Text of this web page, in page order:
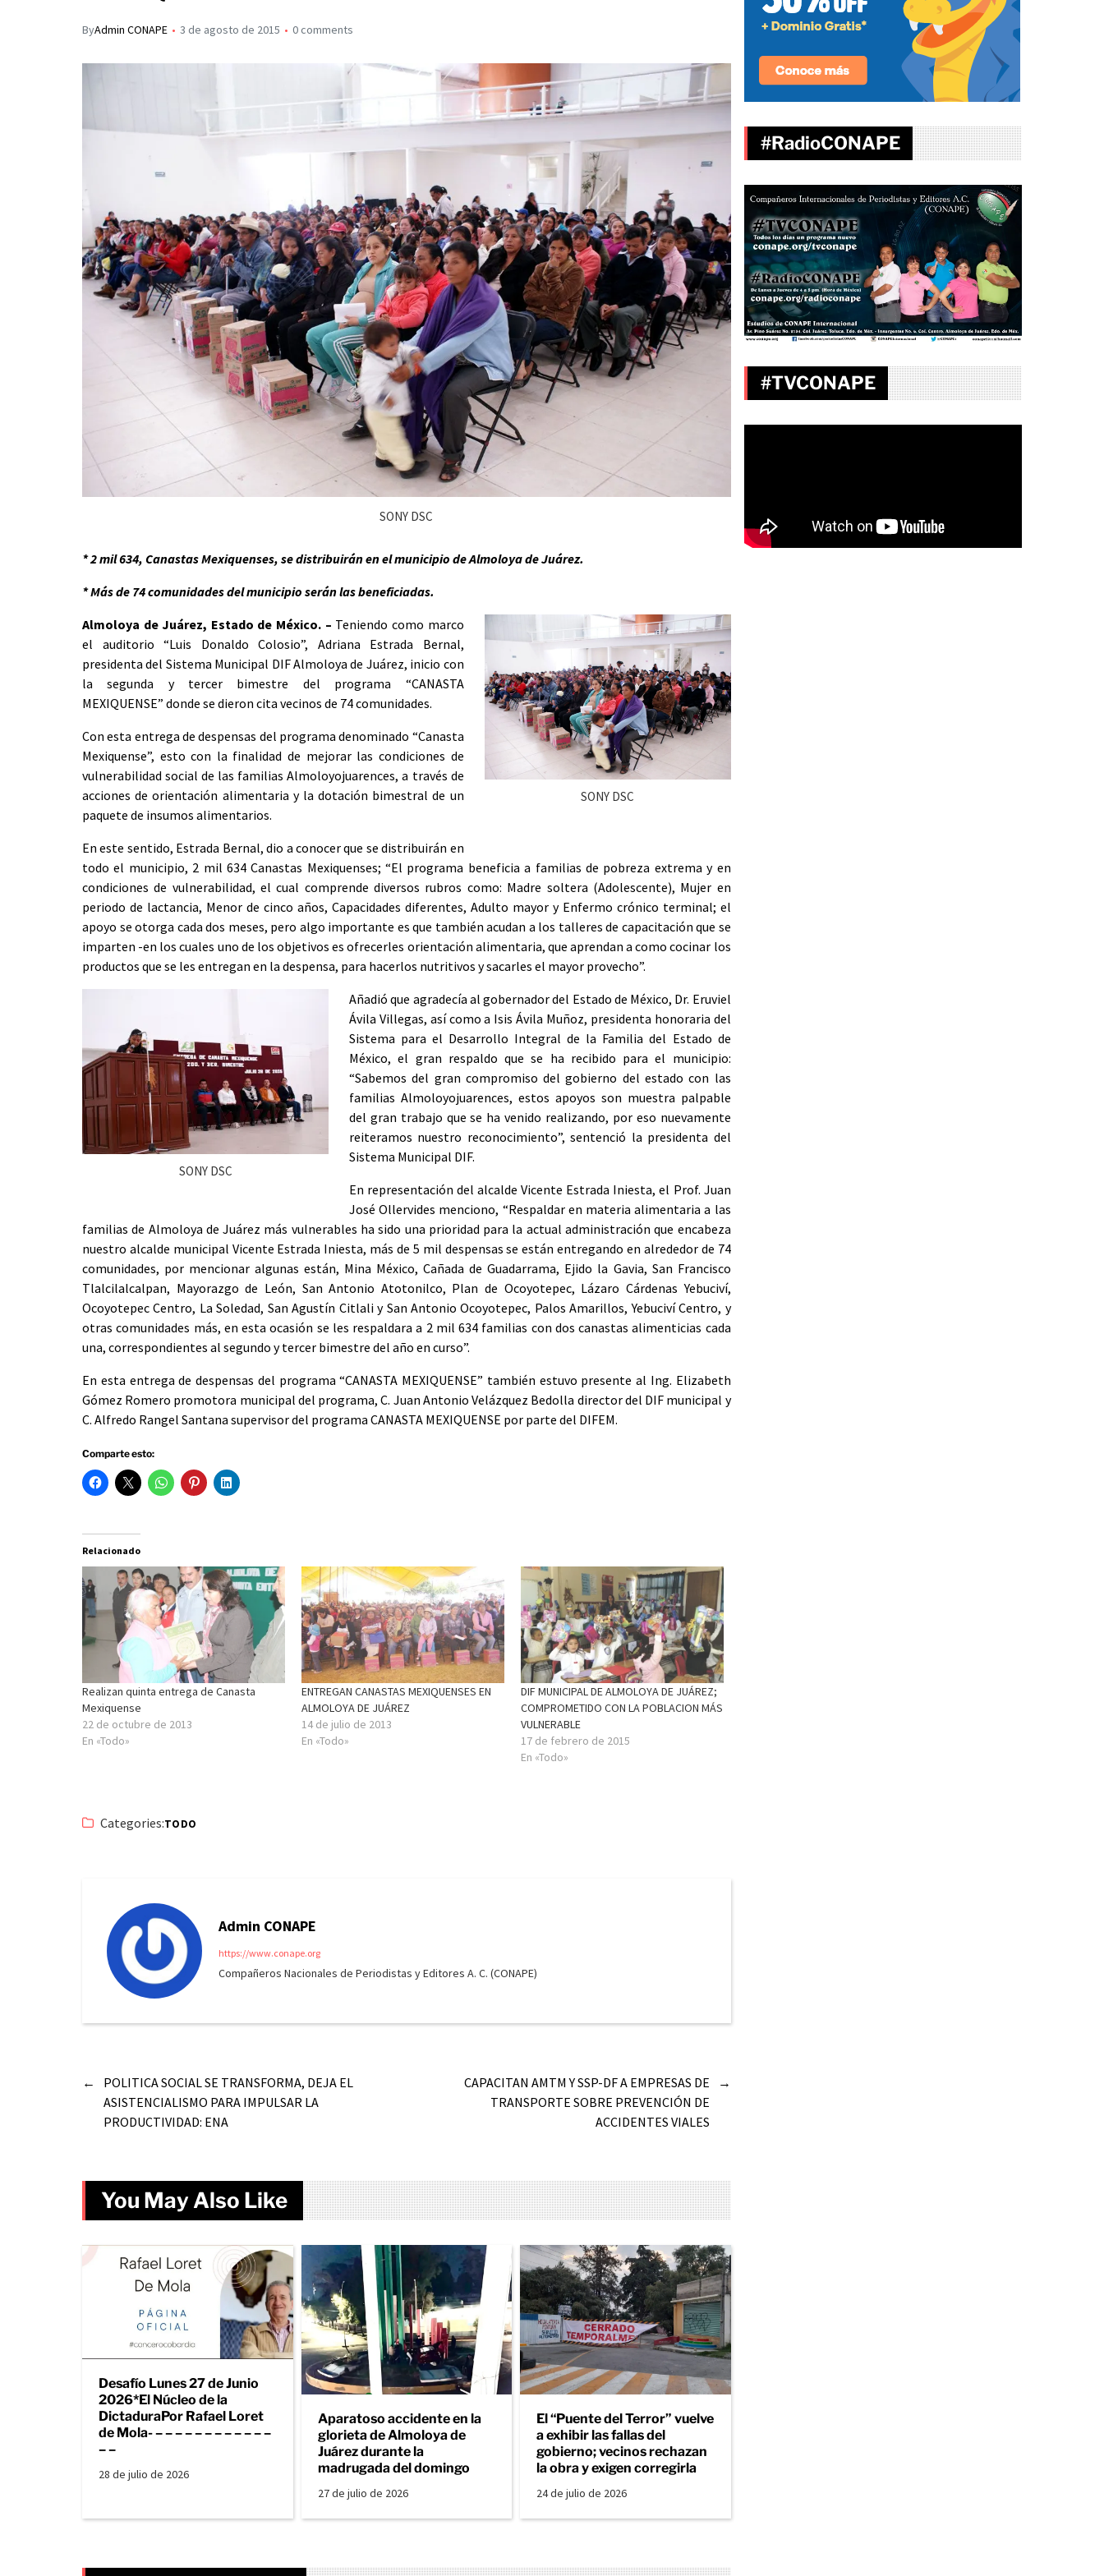
ByAdmin CONAPE 3 de agosto de 2015 0 comments
SONY DSC
* 2 mil 634, Canastas Mexiquenses, se distribuirán en el municipio de Almoloya de Juárez.
* Más de 74 comunidades del municipio serán las beneficiadas.
SONY DSC
Almoloya de Juárez, Estado de México. – Teniendo como marco
el auditorio “Luis Donaldo Colosio”, Adriana Estrada Bernal,
presidenta del Sistema Municipal DIF Almoloya de Juárez, inicio con
la segunda y tercer bimestre del programa “CANASTA
MEXIQUENSE” donde se dieron cita vecinos de 74 comunidades.
Con esta entrega de despensas del programa denominado “Canasta
Mexiquense”, esto con la finalidad de mejorar las condiciones de
vulnerabilidad social de las familias Almoloyojuarences, a través de
acciones de orientación alimentaria y la dotación bimestral de un
paquete de insumos alimentarios.
En este sentido, Estrada Bernal, dio a conocer que se distribuirán en
todo el municipio, 2 mil 634 Canastas Mexiquenses; “El programa beneficia a familias de pobreza extrema y en
condiciones de vulnerabilidad, el cual comprende diversos rubros como: Madre soltera (Adolescente), Mujer en
periodo de lactancia, Menor de cinco años, Capacidades diferentes, Adulto mayor y Enfermo crónico terminal; el
apoyo se otorga cada dos meses, pero algo importante es que también acudan a los talleres de capacitación que se
imparten -en los cuales uno de los objetivos es ofrecerles orientación alimentaria, que aprendan a como cocinar los
productos que se les entregan en la despensa, para hacerlos nutritivos y sacarles el mayor provecho”.
SONY DSC
Añadió que agradecía al gobernador del Estado de México, Dr. Eruviel
Ávila Villegas, así como a Isis Ávila Muñoz, presidenta honoraria del
Sistema para el Desarrollo Integral de la Familia del Estado de
México, el gran respaldo que se ha recibido para el municipio:
“Sabemos del gran compromiso del gobierno del estado con las
familias Almoloyojuarences, estos apoyos son muestra palpable
del gran trabajo que se ha venido realizando, por eso nuevamente
reiteramos nuestro reconocimiento”, sentenció la presidenta del
Sistema Municipal DIF.
En representación del alcalde Vicente Estrada Iniesta, el Prof. Juan
José Ollervides menciono, “Respaldar en materia alimentaria a las
familias de Almoloya de Juárez más vulnerables ha sido una prioridad para la actual administración que encabeza
nuestro alcalde municipal Vicente Estrada Iniesta, más de 5 mil despensas se están entregando en alrededor de 74
comunidades, por mencionar algunas están, Mina México, Cañada de Guadarrama, Ejido la Gavia, San Francisco
Tlalcilalcalpan, Mayorazgo de León, San Antonio Atotonilco, Plan de Ocoyotepec, Lázaro Cárdenas Yebuciví,
Ocoyotepec Centro, La Soledad, San Agustín Citlali y San Antonio Ocoyotepec, Palos Amarillos, Yebuciví Centro, y
otras comunidades más, en esta ocasión se les respaldara a 2 mil 634 familias con dos canastas alimenticias cada
una, correspondientes al segundo y tercer bimestre del año en curso”.
En esta entrega de despensas del programa “CANASTA MEXIQUENSE” también estuvo presente al Ing. Elizabeth
Gómez Romero promotora municipal del programa, C. Juan Antonio Velázquez Bedolla director del DIF municipal y
C. Alfredo Rangel Santana supervisor del programa CANASTA MEXIQUENSE por parte del DIFEM.
Comparte esto:
Relacionado
Realizan quinta entrega de Canasta
Mexiquense
22 de octubre de 2013
En «Todo»
ENTREGAN CANASTAS MEXIQUENSES EN
ALMOLOYA DE JUÁREZ
14 de julio de 2013
En «Todo»
DIF MUNICIPAL DE ALMOLOYA DE JUÁREZ;
COMPROMETIDO CON LA POBLACION MÁS
VULNERABLE
17 de febrero de 2015
En «Todo»
Categories:TODO
Admin CONAPE
https://www.conape.org
Compañeros Nacionales de Periodistas y Editores A. C. (CONAPE)
←
POLITICA SOCIAL SE TRANSFORMA, DEJA EL
ASISTENCIALISMO PARA IMPULSAR LA
PRODUCTIVIDAD: ENA
→
CAPACITAN AMTM Y SSP-DF A EMPRESAS DE
TRANSPORTE SOBRE PREVENCIÓN DE
ACCIDENTES VIALES
You May Also Like
Desafío Lunes 27 de Junio
2026*El Núcleo de la
DictaduraPor Rafael Loret
de Mola- – – – – – – – – – – – –
– –
28 de julio de 2026
Aparatoso accidente en la
glorieta de Almoloya de
Juárez durante la
madrugada del domingo
27 de julio de 2026
El “Puente del Terror” vuelve
a exhibir las fallas del
gobierno; vecinos rechazan
la obra y exigen corregirla
24 de julio de 2026
#RadioCONAPE
#TVCONAPE